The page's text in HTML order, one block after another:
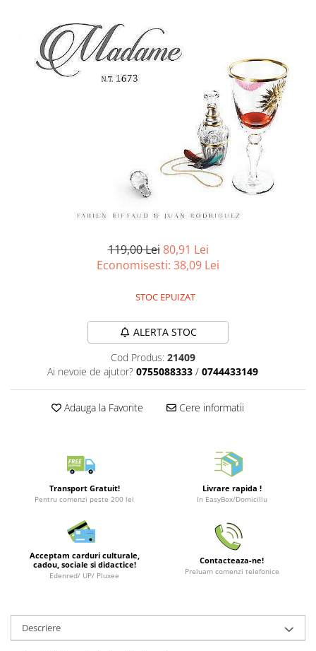
Final Girl - solo game
Miniaturi Arkham Horror
Miniaturi HEROCLIX
Portofolii/ Clasoare pentru carti
Organizatoare
Merch Lex Hobby Store
Cani/Pahare
Brelocuri
Carti
Totoro/Kiki etc
Minecraft
119,00 Lei 80,91 Lei
Economisesti: 38,09 Lei
STOC EPUIZAT
ALERTA STOC
Cod Produs: 21409
Ai nevoie de ajutor? 0755088333 / 0744433149
Adauga la Favorite Cere informatii
Transport Gratuit!
Pentru comenzi peste 200 lei
Livrare rapida !
In EasyBox/Domiciliu
Acceptam carduri culturale,
cadou, sociale si didactice!
Edenred/ UP/ Pluxee
Contacteaza-ne!
Preluam comenzi telefonice
Descriere